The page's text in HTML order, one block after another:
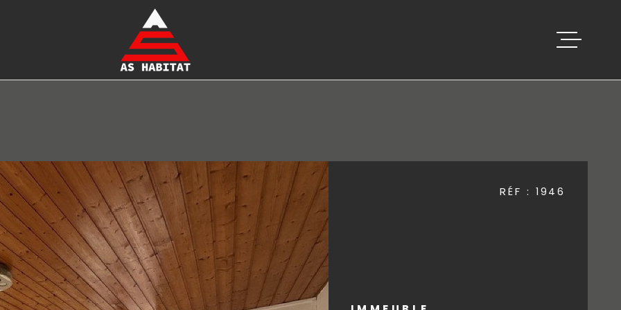
ACCUEIL
RÉF : 1946